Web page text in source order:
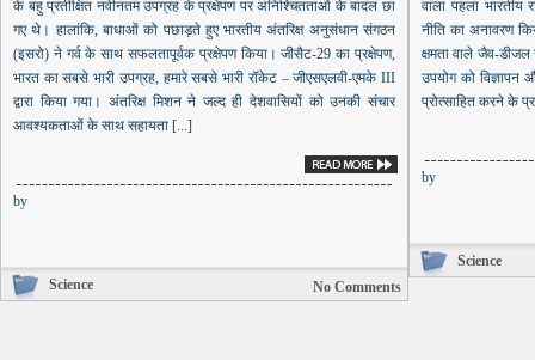
के बहु प्रतीक्षित नवीनतम उपग्रह के प्रक्षेपण पर अनिश्चितताओं के बादल छा
गए थे। हालांकि, बाधाओं को पछाड़ते हुए भारतीय अंतरिक्ष अनुसंधान संगठन
(इसरो) ने गर्व के साथ सफलतापूर्वक प्रक्षेपण किया। जीसैट-29 का प्रक्षेपण,
भारत का सबसे भारी उपग्रह, हमारे सबसे भारी रॉकेट – जीएसएलवी-एमके III
द्वारा किया गया। अंतरिक्ष मिशन ने जल्द ही देशवासियों को उनकी संचार
आवश्यकताओं के साथ सहायता [...]
by
Science No Comments
वाला पहला भारतीय
नीति का अनावरण
क्षमता वाले जैव-
उपयोग को
प्रोत्साहित करने के
by
Science